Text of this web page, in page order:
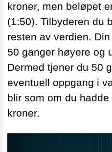
kroner, men beløpet
(1:50). Tilbyderen du
resten av verdien.
50 ganger høyere og
Dermed tjener du 50
eventuell oppgang i
blir som om du
kroner.